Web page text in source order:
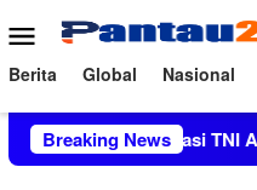
ke
konten
Menu
Mobile
Berita Global Nasional
Breaking News
TNI AD